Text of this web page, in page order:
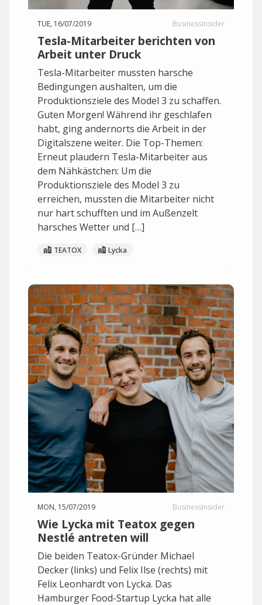
TUE, 16/07/2019 BusinessInsider
Tesla-Mitarbeiter berichten von
Arbeit unter Druck
Tesla-Mitarbeiter mussten harsche
Bedingungen aushalten, um die
Produktionsziele des Model 3 zu schaffen.
Guten Morgen! Während ihr geschlafen
habt, ging andernorts die Arbeit in der
Digitalszene weiter. Die Top-Themen:
Erneut plaudern Tesla-Mitarbeiter aus
dem Nähkästchen: Um die
Produktionsziele des Model 3 zu
erreichen, mussten die Mitarbeiter nicht
nur hart schufften und im Außenzelt
harsches Wetter und […]
TEATOX Lycka
MON, 15/07/2019 BusinessInsider
Wie Lycka mit Teatox gegen
Nestlé antreten will
Die beiden Teatox-Gründer Michael
Decker (links) und Felix Ilse (rechts) mit
Felix Leonhardt von Lycka. Das
Hamburger Food-Startup Lycka hat alle